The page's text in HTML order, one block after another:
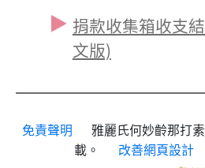
捐款收集箱收支
文版)
免責聲明 雅麗氏何妙齡那打
載。 改善網頁設計